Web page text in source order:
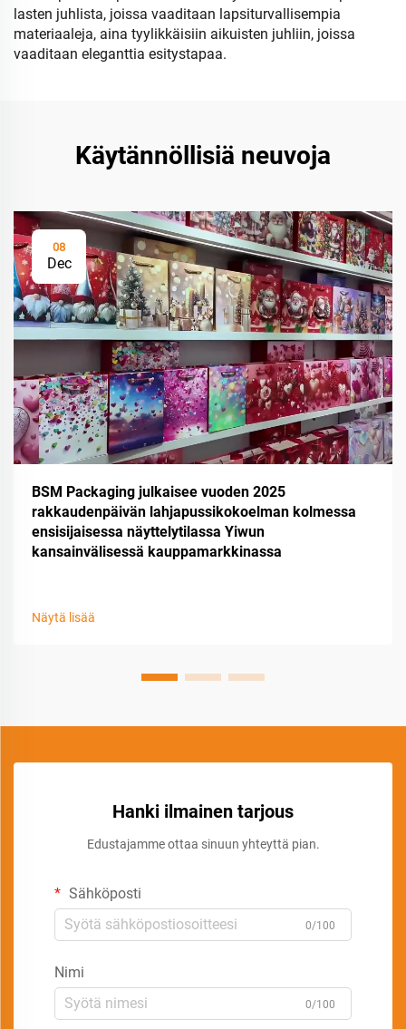
lasten juhlista, joissa vaaditaan lapsiturvallisempia
materiaaleja, aina tyylikkäisiin aikuisten juhliin, joissa
vaaditaan eleganttia esitystapaa.
Käytännöllisiä neuvoja
08
Dec
BSM Packaging julkaisee vuoden 2025
rakkaudenpäivän lahjapussikokoelman kolmessa
ensisijaisessa näyttelytilassa Yiwun
kansainvälisessä kauppamarkkinassa
Näytä lisää
Hanki ilmainen tarjous
Edustajamme ottaa sinuun yhteyttä pian.
Sähköposti
0/100
Nimi
0/100